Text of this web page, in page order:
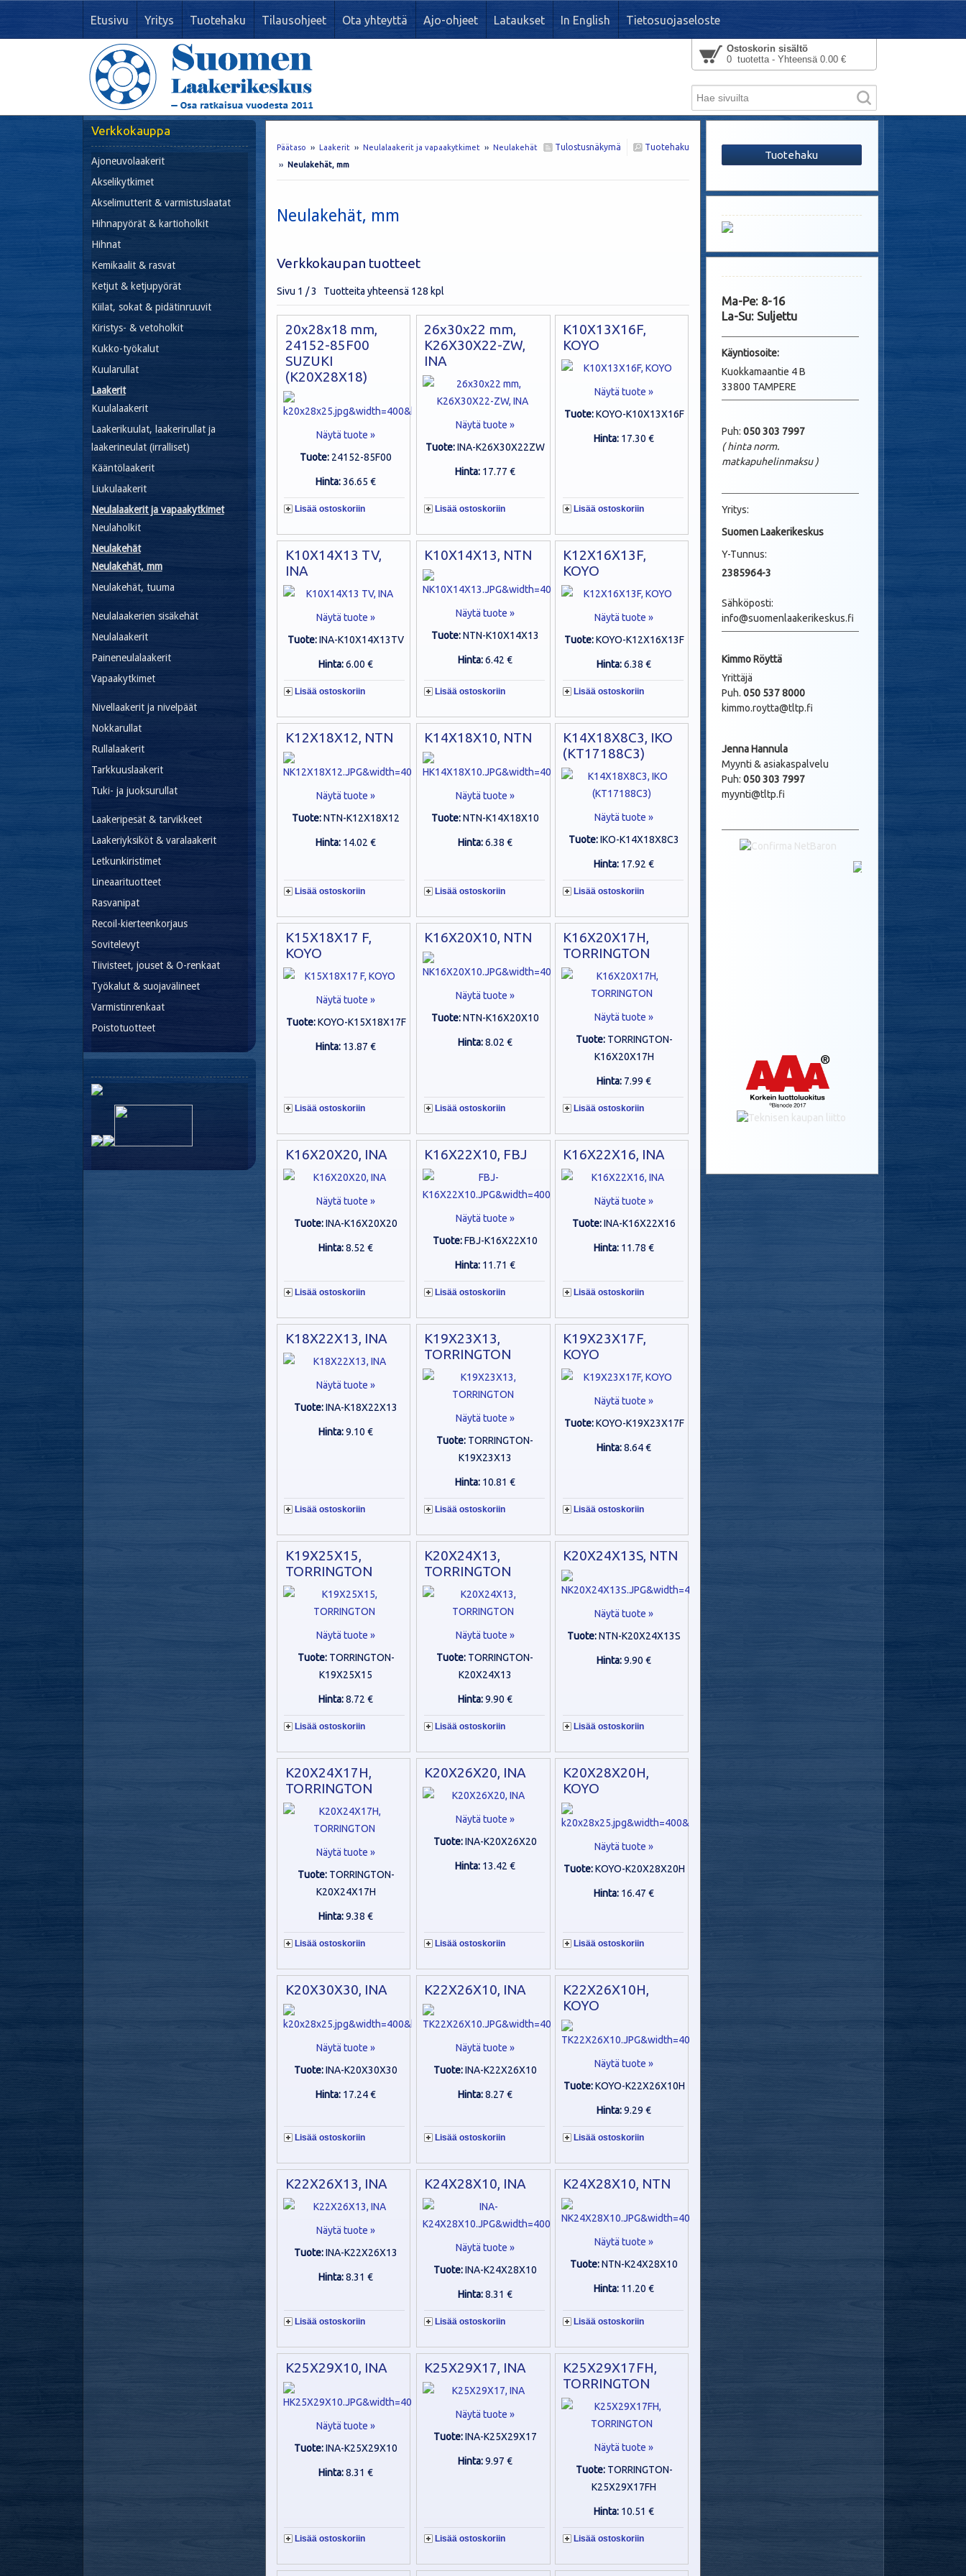
Etusivu Yritys Tuotehaku Tilausohjeet Ota yhteyttä Ajo-ohjeet Lataukset In English Tietosuojaseloste
Ostoskorin sisältö
0 tuotetta - Yhteensä 0.00 €
Tuotehaku
Tulostusnäkymä
Päätaso ›› Laakerit ›› Neulalaakerit ja vapaakytkimet ›› Neulakehät
›› Neulakehät, mm
Neulakehät, mm
Verkkokaupan tuotteet
Sivu 1 / 3 Tuotteita yhteensä 128 kpl
20x28x18 mm,
24152-85F00
SUZUKI
(K20X28X18)
Näytä tuote »
Tuote: 24152-85F00
Hinta:36.65 €
Lisää ostoskoriin
26x30x22 mm,
K26X30X22-ZW,
INA
Näytä tuote »
Tuote:INA-K26X30X22ZW
Hinta: 17.77 €
Lisää ostoskoriin
K10X13X16F,
KOYO
Näytä tuote »
Tuote:KOYO-K10X13X16F
Hinta: 17.30 €
Lisää ostoskoriin
K10X14X13 TV,
INA
Näytä tuote »
Tuote:INA-K10X14X13TV
Hinta:6.00 €
Lisää ostoskoriin
K10X14X13, NTN
Näytä tuote »
Tuote:NTN-K10X14X13
Hinta:6.42 €
Lisää ostoskoriin
K12X16X13F,
KOYO
Näytä tuote »
Tuote:KOYO-K12X16X13F
Hinta:6.38 €
Lisää ostoskoriin
K12X18X12, NTN
Näytä tuote »
Tuote:NTN-K12X18X12
Hinta: 14.02 €
Lisää ostoskoriin
K14X18X10, NTN
Näytä tuote »
Tuote:NTN-K14X18X10
Hinta:6.38 €
Lisää ostoskoriin
K14X18X8C3, IKO
(KT17188C3)
Näytä tuote »
Tuote:IKO-K14X18X8C3
Hinta: 17.92 €
Lisää ostoskoriin
K15X18X17 F,
KOYO
Näytä tuote »
Tuote:KOYO-K15X18X17F
Hinta: 13.87 €
Lisää ostoskoriin
K16X20X10, NTN
Näytä tuote »
Tuote:NTN-K16X20X10
Hinta:8.02 €
Lisää ostoskoriin
K16X20X17H,
TORRINGTON
Näytä tuote »
Tuote: TORRINGTON-
K16X20X17H
Hinta: 7.99 €
Lisää ostoskoriin
K16X20X20, INA
Näytä tuote »
Tuote:INA-K16X20X20
Hinta:8.52 €
Lisää ostoskoriin
K16X22X10, FBJ
Näytä tuote »
Tuote:FBJ-K16X22X10
Hinta: 11.71 €
Lisää ostoskoriin
K16X22X16, INA
Näytä tuote »
Tuote:INA-K16X22X16
Hinta: 11.78 €
Lisää ostoskoriin
K18X22X13, INA
Näytä tuote »
Tuote:INA-K18X22X13
Hinta:9.10 €
Lisää ostoskoriin
K19X23X13,
TORRINGTON
Näytä tuote »
Tuote: TORRINGTON-
K19X23X13
Hinta: 10.81 €
Lisää ostoskoriin
K19X23X17F,
KOYO
Näytä tuote »
Tuote:KOYO-K19X23X17F
Hinta:8.64 €
Lisää ostoskoriin
K19X25X15,
TORRINGTON
Näytä tuote »
Tuote: TORRINGTON-
K19X25X15
Hinta:8.72 €
Lisää ostoskoriin
K20X24X13,
TORRINGTON
Näytä tuote »
Tuote: TORRINGTON-
K20X24X13
Hinta:9.90 €
Lisää ostoskoriin
K20X24X13S, NTN
Näytä tuote »
Tuote:NTN-K20X24X13S
Hinta:9.90 €
Lisää ostoskoriin
K20X24X17H,
TORRINGTON
Näytä tuote »
Tuote: TORRINGTON-
K20X24X17H
Hinta:9.38 €
Lisää ostoskoriin
K20X26X20, INA
Näytä tuote »
Tuote:INA-K20X26X20
Hinta: 13.42 €
Lisää ostoskoriin
K20X28X20H,
KOYO
Näytä tuote »
Tuote:KOYO-K20X28X20H
Hinta: 16.47 €
Lisää ostoskoriin
K20X30X30, INA
Näytä tuote »
Tuote:INA-K20X30X30
Hinta: 17.24 €
Lisää ostoskoriin
K22X26X10, INA
Näytä tuote »
Tuote:INA-K22X26X10
Hinta:8.27 €
Lisää ostoskoriin
K22X26X10H,
KOYO
Näytä tuote »
Tuote:KOYO-K22X26X10H
Hinta:9.29 €
Lisää ostoskoriin
K22X26X13, INA
Näytä tuote »
Tuote:INA-K22X26X13
Hinta:8.31 €
Lisää ostoskoriin
K24X28X10, INA
Näytä tuote »
Tuote:INA-K24X28X10
Hinta:8.31 €
Lisää ostoskoriin
K24X28X10, NTN
Näytä tuote »
Tuote:NTN-K24X28X10
Hinta: 11.20 €
Lisää ostoskoriin
K25X29X10, INA
Näytä tuote »
Tuote:INA-K25X29X10
Hinta:8.31 €
Lisää ostoskoriin
K25X29X17, INA
Näytä tuote »
Tuote:INA-K25X29X17
Hinta:9.97 €
Lisää ostoskoriin
K25X29X17FH,
TORRINGTON
Näytä tuote »
Tuote: TORRINGTON-
K25X29X17FH
Hinta: 10.51 €
Lisää ostoskoriin
Verkkokauppa
Ajoneuvolaakerit
Akselikytkimet
Akselimutterit & varmistuslaatat
Hihnapyörät & kartioholkit
Hihnat
Kemikaalit & rasvat
Ketjut & ketjupyörät
Kiilat, sokat & pidätinruuvit
Kiristys- & vetoholkit
Kukko-työkalut
Kuularullat
Laakerit
Kuulalaakerit
Laakerikuulat, laakerirullat ja
laakerineulat (irralliset)
Kääntölaakerit
Liukulaakerit
Neulalaakerit ja vapaakytkimet
Neulaholkit
Neulakehät
Neulakehät, mm
Neulakehät, tuuma
Neulalaakerien sisäkehät
Neulalaakerit
Paineneulalaakerit
Vapaakytkimet
Nivellaakerit ja nivelpäät
Nokkarullat
Rullalaakerit
Tarkkuuslaakerit
Tuki- ja juoksurullat
Laakeripesät & tarvikkeet
Laakeriyksiköt & varalaakerit
Letkunkiristimet
Lineaarituotteet
Rasvanipat
Recoil-kierteenkorjaus
Sovitelevyt
Tiivisteet, jouset & O-renkaat
Työkalut & suojavälineet
Varmistinrenkaat
Poistotuotteet
Tuotehaku
Ma-Pe: 8-16
La-Su: Suljettu
Käyntiosoite:
Kuokkamaantie 4 B
33800 TAMPERE
Puh: 050 303 7997
( hinta norm.
matkapuhelinmaksu )
Yritys:
Suomen Laakerikeskus
Y-Tunnus:
2385964-3
Sähköposti:
info@suomenlaakerikeskus.fi
Kimmo Röyttä
Yrittäjä
Puh. 050 537 8000
kimmo.roytta@tltp.fi
Jenna Hannula
Myynti & asiakaspalvelu
Puh: 050 303 7997
myynti@tltp.fi